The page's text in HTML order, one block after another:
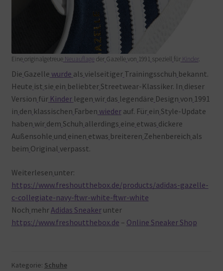
EineoriginalgetreueNeuauflageder Gazellevon 1991 speziell für Kinder.
Die Gazelle wurde als vielseitiger Trainingsschuh bekannt.
Heute ist sie ein beliebter Streetwear-Klassiker. In dieser
Version für Kinder legen wir das legendäre Design von 1991
in den klassischen Farben wiederauf. Für ein Style-Update
haben wir dem Schuh allerdings eine etwas dickere
Außensohle und einen etwas breiteren Zehenbereich als
beim Original verpasst.
Weiterlesen unter:
https://www.freshoutthebox.de/products/adidas-gazelle-
c-collegiate-navy-ftwr-white-ftwr-white
Noch mehrAdidas Sneakerunter
https://www.freshoutthebox.de – Online Sneaker Shop
Kategorie: Schuhe